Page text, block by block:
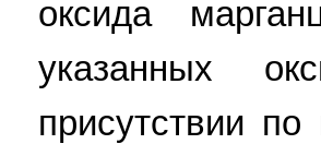
оксида
указанных
присутствии